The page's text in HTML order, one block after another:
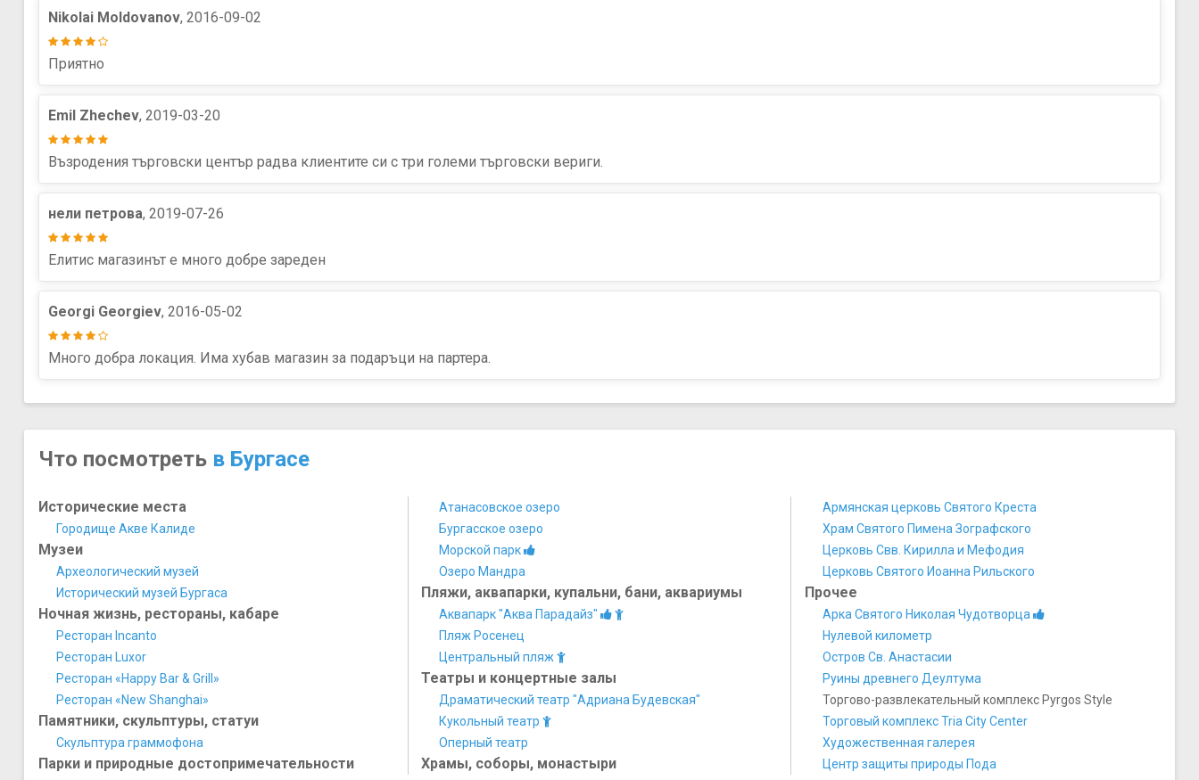
Nikolai Moldovanov, 2016-09-02
Приятно
Emil Zhechev, 2019-03-20
Възродения търговски център радва клиентите си с три големи търговски вериги.
нели петрова, 2019-07-26
Елитис магазинът е много добре зареден
Georgi Georgiev, 2016-05-02
Много добра локация. Има хубав магазин за подаръци на партера.
Что посмотреть в Бургасе
Исторические места
Городище Акве Калиде
Музеи
Археологический музей
Исторический музей Бургаса
Ночная жизнь, рестораны, кабаре
Ресторан Incanto
Ресторан Luxor
Ресторан «Happy Bar & Grill»
Ресторан «New Shanghai»
Памятники, скульптуры, статуи
Скульптура граммофона
Парки и природные достопримечательности
Атанасовское озеро
Бургасское озеро
Морской парк
Озеро Мандра
Пляжи, аквапарки, купальни, бани, аквариумы
Аквапарк "Аква Парадайз"
Пляж Росенец
Центральный пляж
Театры и концертные залы
Драматический театр "Адриана Будевская"
Кукольный театр
Оперный театр
Храмы, соборы, монастыри
Армянская церковь Святого Креста
Храм Святого Пимена Зографского
Церковь Свв. Кирилла и Мефодия
Церковь Святого Иоанна Рильского
Прочее
Арка Святого Николая Чудотворца
Нулевой километр
Остров Св. Анастасии
Руины древнего Деултума
Торгово-развлекательный комплекс Pyrgos Style
Торговый комплекс Tria City Center
Художественная галерея
Центр защиты природы Пода